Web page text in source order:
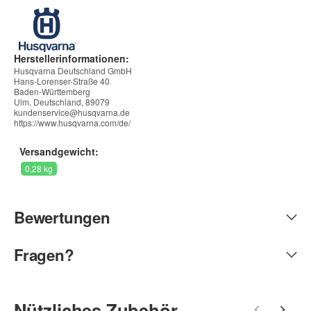
Herstellerinformationen:
Husqvarna Deutschland GmbH
Hans-Lorenser-Straße 40
Baden-Württemberg
Ulm, Deutschland, 89079
kundenservice@husqvarna.de
https://www.husqvarna.com/de/
Versandgewicht:
0,28 kg
Bewertungen
Fragen?
Kontaktdaten